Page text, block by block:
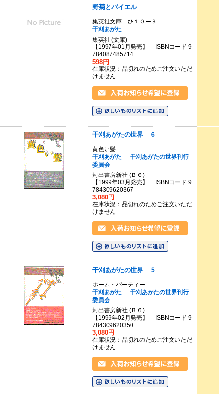
野菊とバイエル
集英社文庫 ひ１０ー３
干刈あがた
集英社 (文庫)
【1997年01月発売】 ISBNコード 9
784087485714
598円
在庫状況：品切れのためご注文いただ
けません
干刈あがたの世界 ６
黄色い髪
干刈あがた
干刈あがたの世界刊行
委員会
河出書房新社 (Ｂ６)
【1999年03月発売】 ISBNコード 9
784309620367
3,080円
在庫状況：品切れのためご注文いただ
けません
干刈あがたの世界 ５
ホーム・パーティー
干刈あがた
干刈あがたの世界刊行
委員会
河出書房新社 (Ｂ６)
【1999年02月発売】 ISBNコード 9
784309620350
3,080円
在庫状況：品切れのためご注文いただ
けません